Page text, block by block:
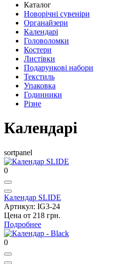
Каталог
Новорічні сувеніри
Органайзери
Календарі
Головоломки
Костери
Листівки
Подарункові набори
Текстиль
Упаковка
Годинники
Різне
Календарі
sortpanel
0
Календар SLIDE
Артикул: IG3-24
Цена от 218 грн.
Подробнее
0